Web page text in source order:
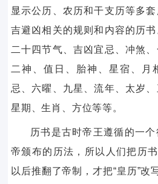
显示公历、农历和干支历等多
吉避凶相关的规则和内容的历书
二十四节气、吉凶宜忌、冲煞
二神、值日、胎神、星宿、月
忌、六曜、九星、流年、太岁、
星期、生肖、方位等等。
历书是古时帝王遵循的一
帝颁布的历法，所以人们把历
以后推翻了帝制，才把“皇历”改